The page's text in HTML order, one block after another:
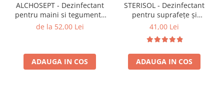
ALCHOSEPT - Dezinfectant
pentru maini si tegumente
1L
de la 52,00 Lei
ADAUGA IN COS
STERISOL - Dezinfectant
pentru suprafețe și
instrumentar 1L - gata de
41,00 Lei
ADAUGA IN COS